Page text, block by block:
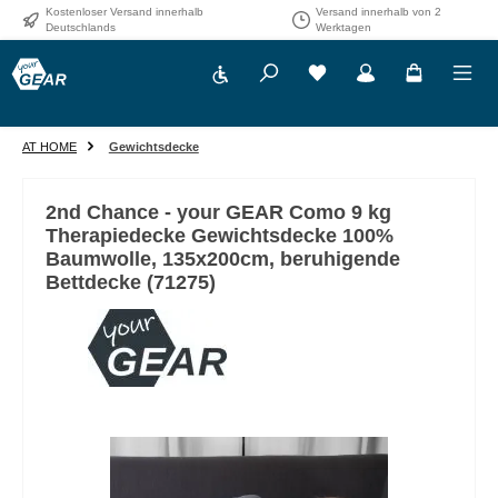
Zum Hauptinhalt springen
Kostenloser Versand innerhalb
Deutschlands
Versand innerhalb von 2
Werktagen
Werkzeugleiste anzeigen
AT HOME Gewichtsdecke
2nd Chance - your GEAR Como 9 kg
Therapiedecke Gewichtsdecke 100%
Baumwolle, 135x200cm, beruhigende
Bettdecke (71275)